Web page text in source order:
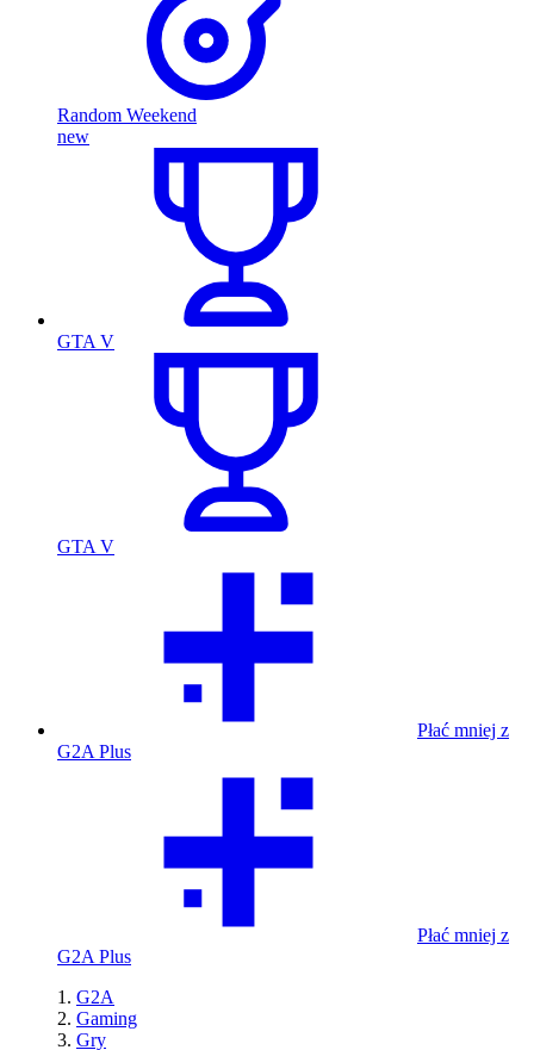
Random Weekend
new
GTA V
GTA V
Płać mniej z
G2A Plus
Płać mniej z
G2A Plus
G2A
Gaming
Gry